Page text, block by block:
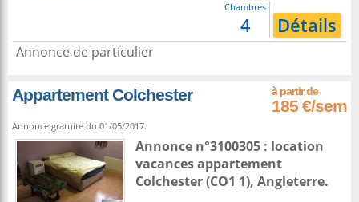
Chambres
4 Détails
Annonce de particulier
Appartement Colchester
185 €/sem
Annonce gratuite du 01/05/2017.
Annonce n°3100305 : location
vacances appartement
Colchester(CO1 1), Angleterre.